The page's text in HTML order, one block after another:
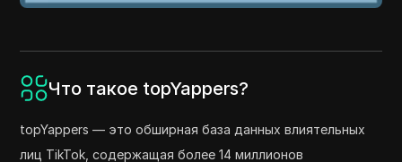
Что такое topYappers?
topYappers — это обширная база данных влиятельных
лиц TikTok, содержащая более 14 миллионов